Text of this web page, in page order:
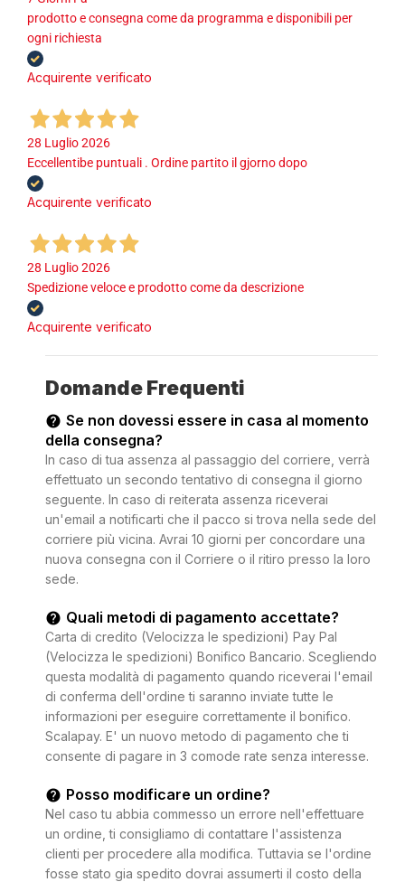
prodotto e consegna come da programma e disponibili per
ogni richiesta
Acquirente verificato
28 Luglio 2026
Eccellentibe puntuali . Ordine partito il gjorno dopo
Acquirente verificato
28 Luglio 2026
Spedizione veloce e prodotto come da descrizione
Acquirente verificato
Domande Frequenti
Se non dovessi essere in casa al momento
della consegna?
In caso di tua assenza al passaggio del corriere, verrà
effettuato un secondo tentativo di consegna il giorno
seguente. In caso di reiterata assenza riceverai
un'email a notificarti che il pacco si trova nella sede del
corriere più vicina. Avrai 10 giorni per concordare una
nuova consegna con il Corriere o il ritiro presso la loro
sede.
Quali metodi di pagamento accettate?
Carta di credito (Velocizza le spedizioni) Pay Pal
(Velocizza le spedizioni) Bonifico Bancario. Scegliendo
questa modalità di pagamento quando riceverai l'email
di conferma dell'ordine ti saranno inviate tutte le
informazioni per eseguire correttamente il bonifico.
Scalapay. E' un nuovo metodo di pagamento che ti
consente di pagare in 3 comode rate senza interesse.
Posso modificare un ordine?
Nel caso tu abbia commesso un errore nell'effettuare
un ordine, ti consigliamo di contattare l'assistenza
clienti per procedere alla modifica. Tuttavia se l'ordine
fosse stato gia spedito dovrai assumerti il costo della